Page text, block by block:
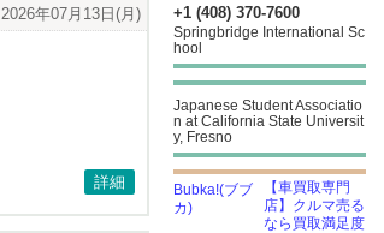
2026年07月13日(月)
詳細
+1 (408) 370-7600
Springbridge International Sc
hool
Japanese Student Associatio
n at California State Universit
y, Fresno
【車買取専門
店】クルマ売る
なら買取満足度